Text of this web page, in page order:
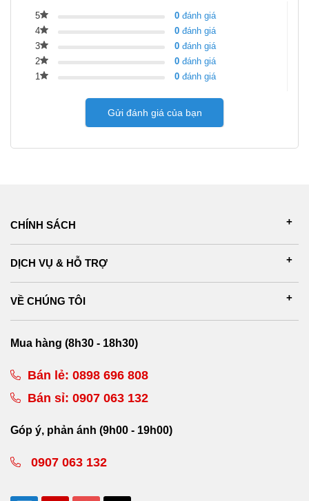
5 0 đánh giá
4
0 đánh giá
3
0 đánh giá
2
0 đánh giá
1
0 đánh giá
Gửi đánh giá của bạn
CHÍNH SÁCH
DỊCH VỤ & HỖ TRỢ
VỀ CHÚNG TÔI
Mua hàng (8h30 - 18h30)
Bán lẻ: 0898 696 808
Bán sỉ: 0907 063 132
Góp ý, phản ánh (9h00 - 19h00)
0907 063 132